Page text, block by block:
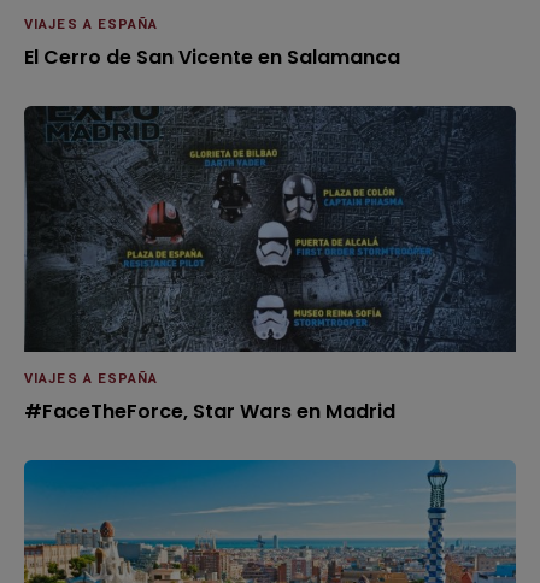
VIAJES A ESPAÑA
El Cerro de San Vicente en Salamanca
VIAJES A ESPAÑA
#FaceTheForce, Star Wars en Madrid